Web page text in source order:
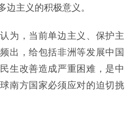
边主义的积极意义。
，当前单边主义、保护主
出，给包括非洲等发展中国
生改善造成严重困难，是中
南方国家必须应对的迫切挑